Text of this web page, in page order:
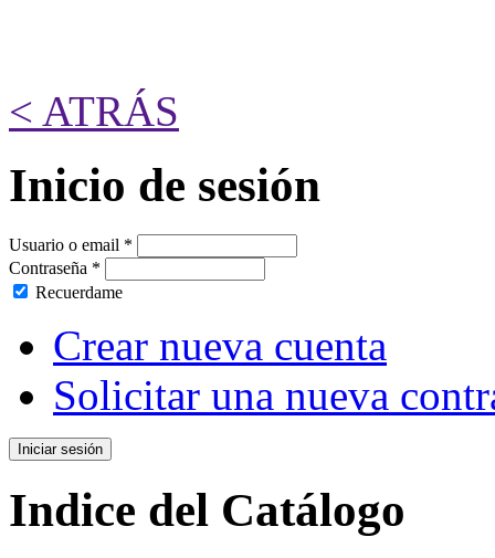
< ATRÁS
Inicio de sesión
Usuario o email *
Contraseña *
Recuerdame
Crear nueva cuenta
Solicitar una nueva
Indice del Catálogo